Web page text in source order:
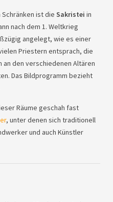
ist die Sakristei in
nach dem 1. Weltkrieg
angelegt, wie es einer
Priestern entsprach, die
an den verschiedenen Altären
Das Bildprogramm bezieht
Räume geschah fast
, unter denen sich traditionell
und auch Künstler